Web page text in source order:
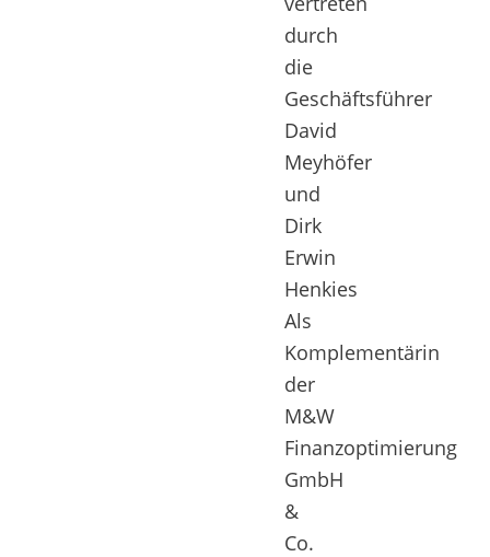
durch
die
Geschäftsführer
David
Meyhöfer
und
Dirk
Erwin
Henkies
Als
Komplementärin
der
M&W
Finanzoptimierung
GmbH
&
Co.